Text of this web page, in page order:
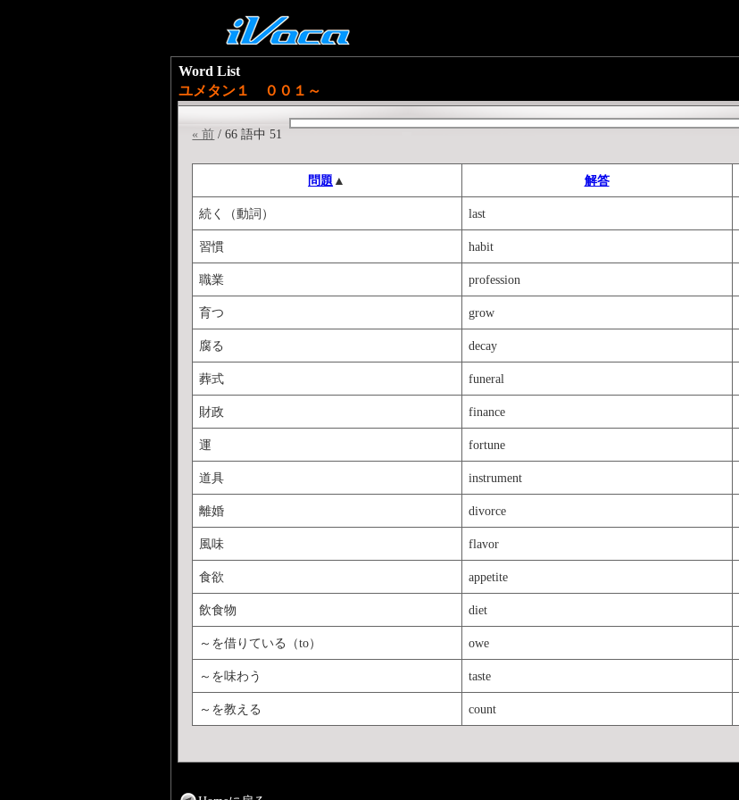
Word List
ユメタン１ ００１～
« 前 / 66 語中 51
問題 ▲ 解答
続く（動詞） last
習慣 habit
職業 profession
育つ grow
腐る decay
葬式 funeral
財政 finance
運 fortune
道具 instrument
離婚 divorce
風味 flavor
食欲 appetite
飲食物 diet
～を借りている（to） owe
～を味わう taste
～を教える count